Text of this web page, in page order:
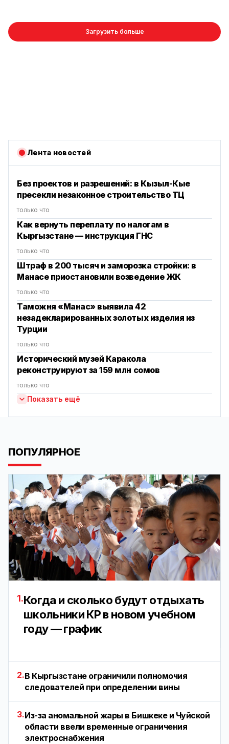
Загрузить больше
Лента новостей
Без проектов и разрешений: в Кызыл-Кые
пресекли незаконное строительство ТЦ
только что
Как вернуть переплату по налогам в
Кыргызстане — инструкция ГНС
только что
Штраф в 200 тысяч и заморозка стройки: в
Манасе приостановили возведение ЖК
только что
Таможня «Манас» выявила 42
незадекларированных золотых изделия из
Турции
только что
Исторический музей Каракола
реконструируют за 159 млн сомов
только что
Показать ещё
ПОПУЛЯРНОЕ
1.Когда и сколько будут отдыхать
школьники КР в новом учебном
году — график
2.В Кыргызстане ограничили полномочия
следователей при определении вины
3.Из-за аномальной жары в Бишкеке и Чуйской
области ввели временные ограничения
электроснабжения